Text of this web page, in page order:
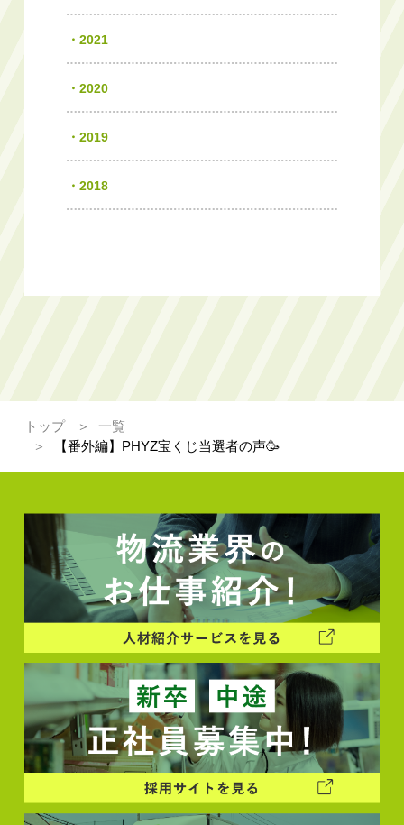
2021
2020
2019
2018
トップ
一覧
【番外編】PHYZ宝くじ当選者の声🥳